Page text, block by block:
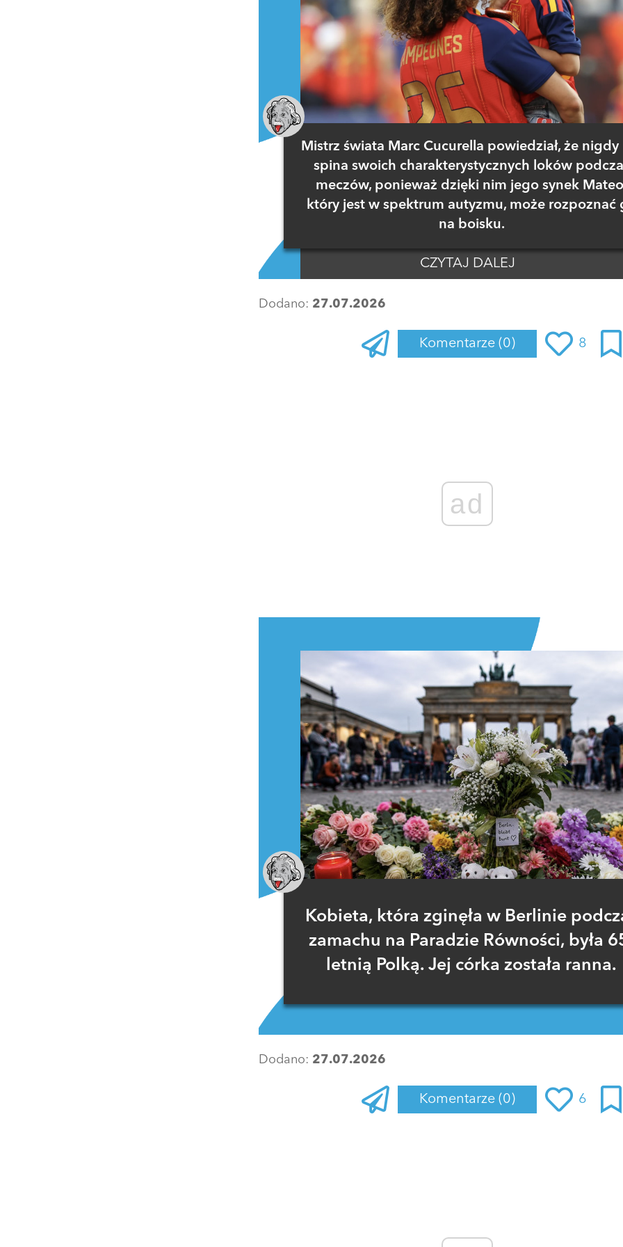
Mistrz świata Marc Cucurella powiedział, że nigdy
spina swoich charakterystycznych loków
meczów, ponieważ dzięki nim jego synek
który jest w spektrum autyzmu, może rozpoznać
na boisku.
CZYTAJ DALEJ
Dodano: 27.07.2026
Komentarze (0) 8
ad
Kobieta, która zginęła w Berlinie
zamachu na Paradzie Równości, była
letnią Polką. Jej córka została ranna.
Dodano: 27.07.2026
Komentarze (0) 6